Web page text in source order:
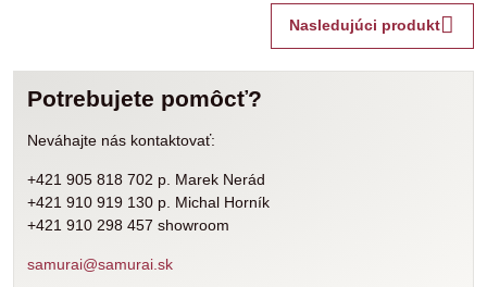
Nasledujúci produkt
Potrebujete pomôcť?
Neváhajte nás kontaktovať:
+421 905 818 702 p. Marek Nerád
+421 910 919 130 p. Michal Horník
+421 910 298 457 showroom
samurai@samurai.sk